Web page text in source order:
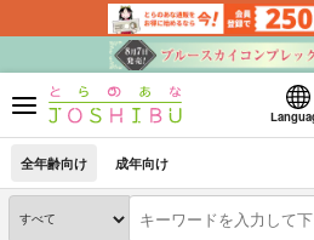
全年齢向け 成年向け